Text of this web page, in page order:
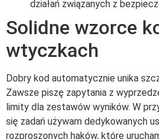
działań związanych z
Solidne wzorce
wtyczkach
Dobry kod automatycznie unika
Zawsze piszę zapytania z
limity dla zestawów wyników. W
się zadań używam dedykowanych
rozproszonych haków, które